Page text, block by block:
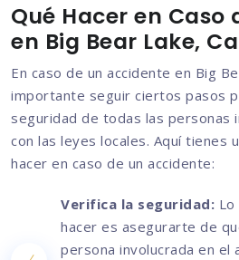
Qué Hacer en Caso
en Big Bear Lake,
En caso de un accidente en Big
importante seguir ciertos pasos
seguridad de todas las personas
con las leyes locales. Aquí tienes
hacer en caso de un accidente:
Verifica la seguridad:
hacer es asegurarte de
persona involucrada en el